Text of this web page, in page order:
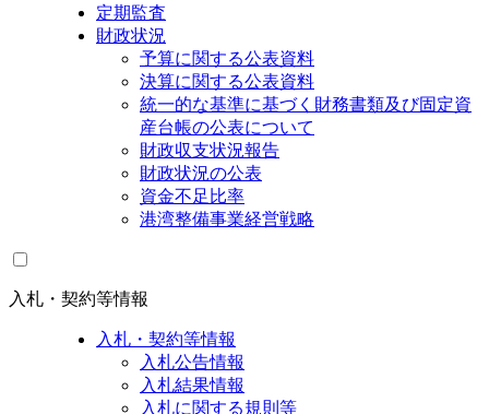
定期監査
財政状況
予算に関する公表資料
決算に関する公表資料
統一的な基準に基づく財務書類及び固定資
産台帳の公表について
財政収支状況報告
財政状況の公表
資金不足比率
港湾整備事業経営戦略
入札・契約等情報
入札・契約等情報
入札公告情報
入札結果情報
入札に関する規則等